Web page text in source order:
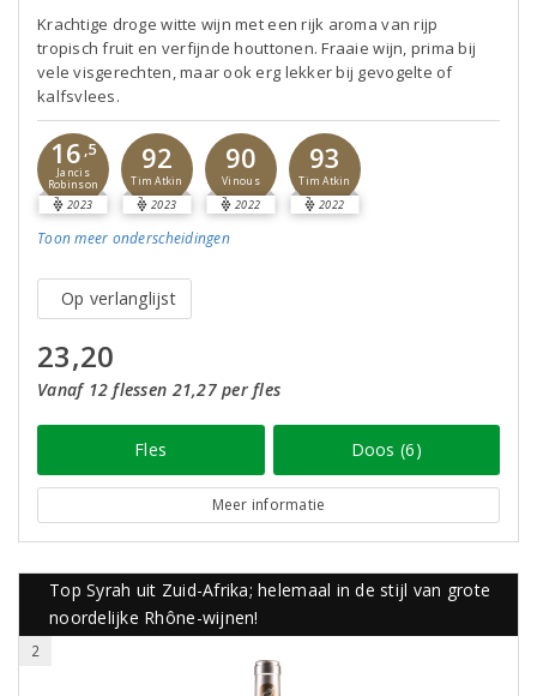
Krachtige droge witte wijn met een rijk aroma van rijp
tropisch fruit en verfijnde houttonen. Fraaie wijn, prima bij
vele visgerechten, maar ook erg lekker bij gevogelte of
kalfsvlees.
16 ,5
Jancis
Robinson
2023
92
Tim Atkin
2023
90
Vinous
2022
93
Tim Atkin
2022
Toon meer onderscheidingen
Op verlanglijst
23,20
Vanaf 12 flessen 21,27 per fles
Fles Doos (6)
Meer informatie
Top Syrah uit Zuid-Afrika; helemaal in de stijl van grote
noordelijke Rhône-wijnen!
2